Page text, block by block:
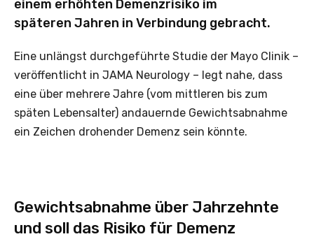
einem erhöhten Demenzrisiko im
späteren Jahren in Verbindung gebracht.
Eine unlängst durchgeführte Studie der Mayo Clinik –
veröffentlicht in JAMA Neurology – legt nahe, dass
eine über mehrere Jahre (vom mittleren bis zum
späten Lebensalter) andauernde Gewichtsabnahme
ein Zeichen drohender Demenz sein könnte.
Gewichtsabnahme über Jahrzehnte
und soll das Risiko für Demenz